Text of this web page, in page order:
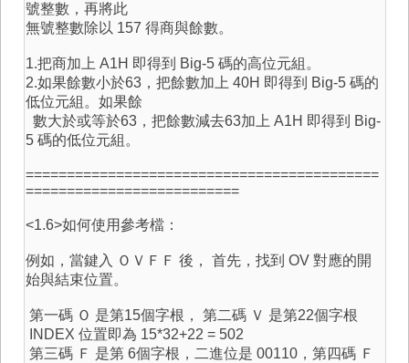
號整數，再將此
無號整數除以 157 得商與餘數。
1.把商加上 A1H 即得到 Big-5 碼的高位元組。
2.如果餘數小於63，把餘數加上 40H 即得到 Big-5 碼的
低位元組。如果餘
數大於或等於63，把餘數減去63加上 A1H 即得到 Big-
5 碼的低位元組。
===========================================
==========================
<1.6>如何使用參考檔：
例如，當鍵入 ＯＶＦＦ 後， 首先，找到 OV 對應的開
始與結束位置。
第一碼 Ｏ 是第15個字根， 第二碼 Ｖ 是第22個字根
INDEX 位置即為 15*32+22 = 502
第三碼 Ｆ 是第 6個字根，二進位是 00110，第四碼 Ｆ